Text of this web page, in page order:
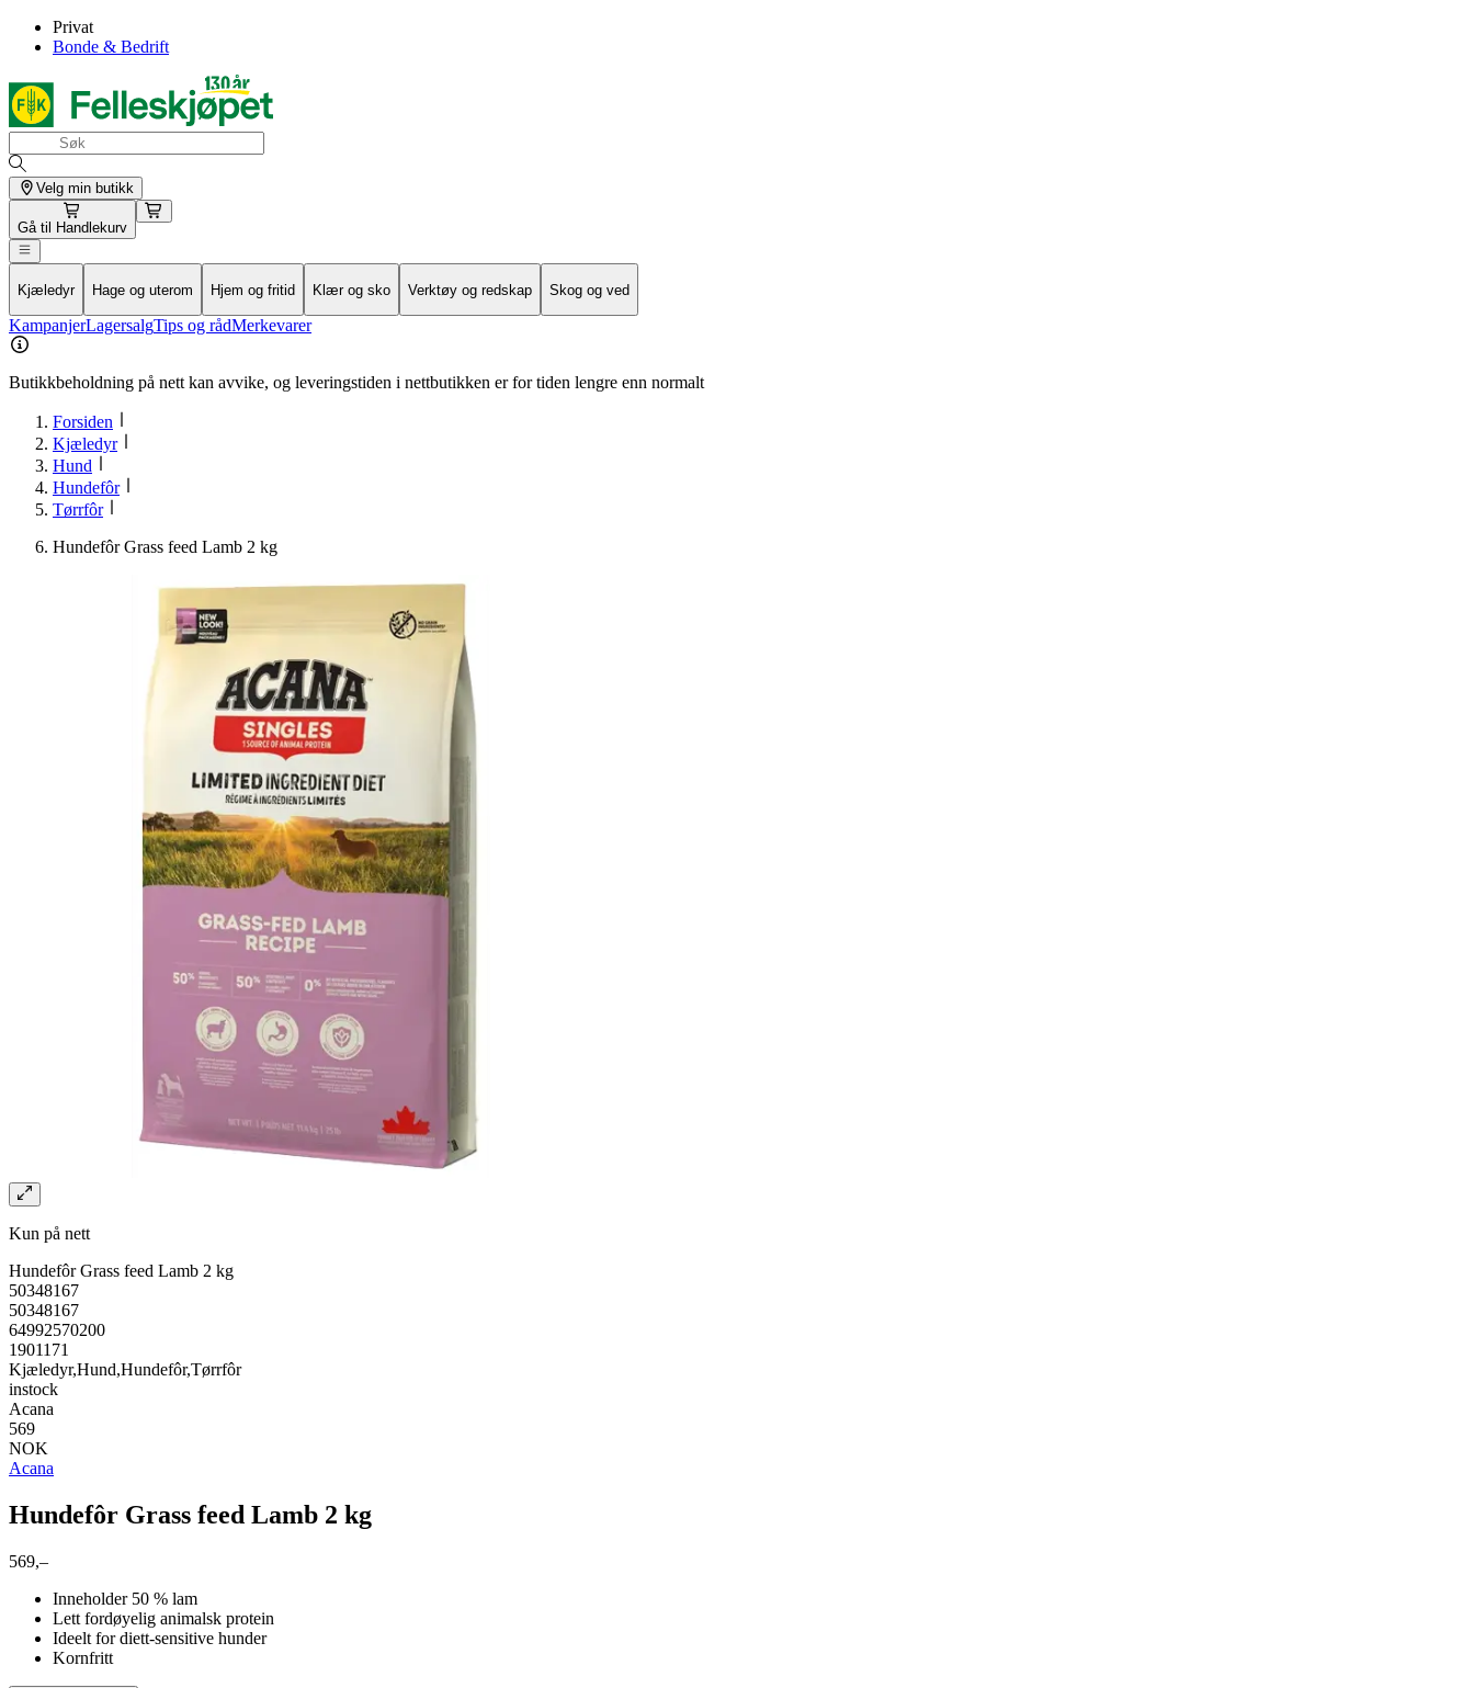
Privat
Bonde & Bedrift
Velg min butikk
Gå til Handlekurv
Kjæledyr Hage og uterom Hjem og fritid Klær og sko Verktøy og redskap Skog og ved
KampanjerLagersalgTips og rådMerkevarer
Butikkbeholdning på nett kan avvike, og leveringstiden i nettbutikken er for tiden lengre enn normalt
Forsiden
Kjæledyr
Hund
Hundefôr
Tørrfôr
Hundefôr Grass feed Lamb 2 kg
Kun på nett
Hundefôr Grass feed Lamb 2 kg
50348167
50348167
64992570200
1901171
Kjæledyr,Hund,Hundefôr,Tørrfôr
instock
Acana
569
NOK
Acana
Hundefôr Grass feed Lamb 2 kg
569,–
Inneholder 50 % lam
Lett fordøyelig animalsk protein
Ideelt for diett-sensitive hunder
Kornfritt